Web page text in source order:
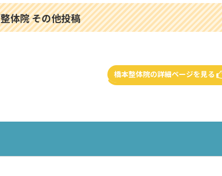
体院 その他投稿
橋本整体院の詳細ページを見る